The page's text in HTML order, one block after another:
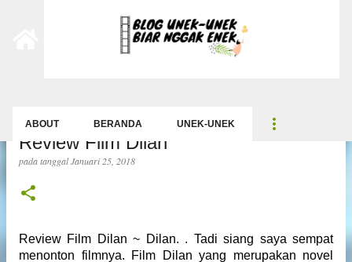
Langsung ke konten utama
ABOUT BERANDA UNEK-UNEK
Review Film Dilan
pada tanggalJanuari 25, 2018
Review Film Dilan ~ Dilan. . Tadi siang saya sempat
menonton filmnya. Film Dilan yang merupakan novel